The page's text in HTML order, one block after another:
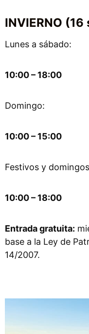
INVIERNO (16
Lunes a sábado:
10:00 – 18:00
Domingo:
10:00 – 15:00
Festivos y
10:00 – 18:00
Entrada gratuita:
base a la Ley de
14/2007.